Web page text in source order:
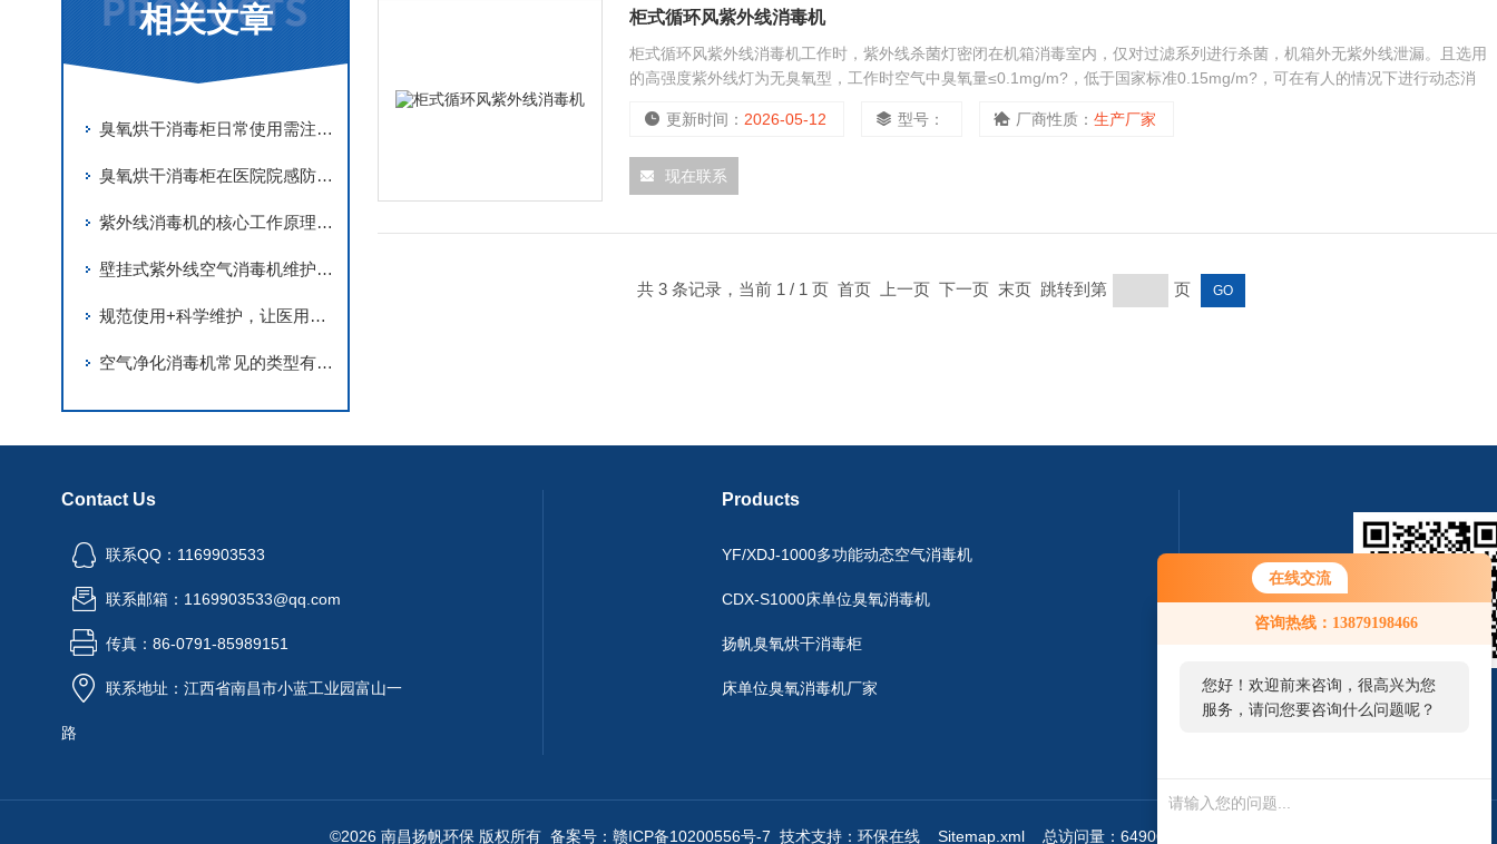
在线交流
咨询热线：13879198466
您好！欢迎前来咨询，很高兴为您
服务，请问您要咨询什么问题呢？
相关文章
臭氧烘干消毒柜日常使用需注意哪些要点？
臭氧烘干消毒柜在医院院感防控中的应用与技术实践
紫外线消毒机的核心工作原理：光解微生物遗传物质的物理机制
壁挂式紫外线空气消毒机维护保养核心要点解析
规范使用+科学维护，让医用消毒机发挥防控实效
空气净化消毒机常见的类型有哪些？选择时的注意事项介绍
柜式循环风紫外线消毒机
柜式循环风紫外线消毒机工作时，紫外线杀菌灯密闭在机箱消毒室内，仅对过滤系列进行杀菌，机箱外无紫外线泄漏。且选用
的高强度紫外线灯为无臭氧型，工作时空气中臭氧量≤0.1mg/m?，低于国家标准0.15mg/m?，可在有人的情况下进行动态消
更新时间： 2026-05-12 型号： 厂商性质： 生产厂家
现在联系
共 3 条记录，当前 1 / 1 页 首页 上一页 下一页 末页 跳转到第 页
Contact Us
联系QQ：1169903533
联系邮箱：1169903533@qq.com
传真：86-0791-85989151
联系地址：江西省南昌市小蓝工业园富山一
路
Products
YF/XDJ-1000多功能动态空气消毒机
CDX-S1000床单位臭氧消毒机
扬帆臭氧烘干消毒柜
床单位臭氧消毒机厂家 扫一扫 微信咨询
©2026 南昌扬帆环保 版权所有 备案号： 赣ICP备10200556号-7 技术支持： 环保在线 Sitemap.xml 总访问量：649060